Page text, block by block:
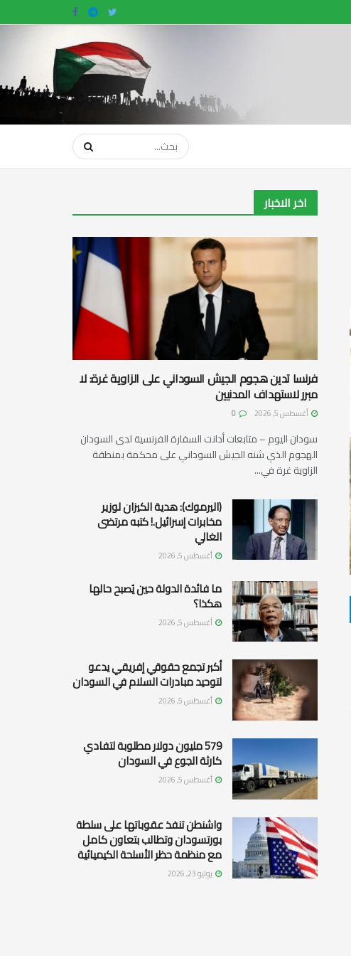
اخر الاخبار
فرنسا تدين هجوم الجيش السوداني على الزاوية غرة: لا
مبرر لاستهداف المدنيين
أغسطس 5, 2026
سودان اليوم – متابعات أدانت السفارة الفرنسية لدى السودان
الهجوم الذي شنه الجيش السوداني على محكمة بمنطقة
الزاوية غرة في...
(اليرموك): هدية الكيزان لوزير
مخابرات إسرائيل.! كتبه مرتضى
الغالي
أغسطس 5, 2026
ما فائدة الدولة حين يُصبح حالها
هكذا؟
أغسطس 5, 2026
أكبر تجمع حقوقي إفريقي يدعو
لتوحيد مبادرات السلام في السودان
أغسطس 5, 2026
579 مليون دولار مطلوبة لتفادي
كارثة الجوع في السودان
أغسطس 5, 2026
واشنطن تنفذ عقوباتها على سلطة
بورتسودان وتطالب بتعاون كامل
مع منظمة حظر الأسلحة الكيميائية
يوليو 23, 2026